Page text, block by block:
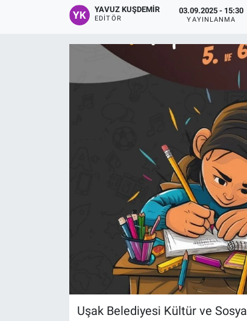
YAVUZ KUŞDEMIR
EDITÖR
03.09.2025 - 15:30
YAYINLANMA
Uşak Belediyesi Kültür ve